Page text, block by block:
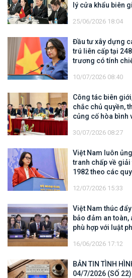
lý cửa khẩu biên
25/06/2026 18:04
Đầu tư xây dựng
trú liên cấp tại
trương có tính
10/07/2026 08:40
Công tác biên
chắc chủ quyền,
củng cố hòa bình
30/07/2026 08:27
Việt Nam luôn
tranh chấp về giải
1982 theo các
12/07/2026 15:33
Việt Nam thúc
bảo đảm an toàn,
phù hợp với luật
16/06/2026 17:12
BẢN TIN TÌNH
04/7/2026 (SỐ 22)